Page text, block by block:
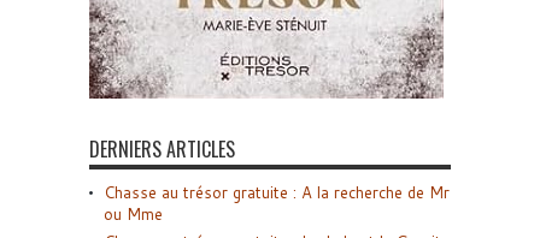
DERNIERS ARTICLES
Chasse au trésor gratuite : A la recherche de Mr
ou Mme